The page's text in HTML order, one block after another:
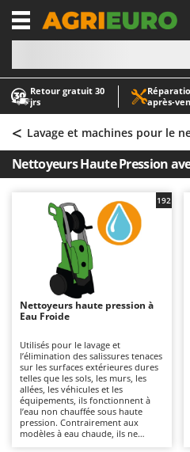
Retour gratuit 30
jrs
-1
A
Abris de jardin
Accessoires pour
Aérateurs Scarificateurs
Arracheuses de
Aspirateurs - Balais
Aspirateurs à cendres
Aspirateurs à feuilles sur
Aspirateurs de piscine
Aspirateurs Multifonctions
Atomiseurs agricoles
Atomiseurs pour
Autolaveuses
Autres produits
B
Balayeuses
A
AgriEuro Premium
AgriEuro TOP-LINE
AGT
Aima
Airmec
AL-KO
ALA 2000
Alce
Alpina
Ama
Ambrogio Robot
Annovi Reverberi
ANTHBOT
Archman
< Lavage et machines pour le
Nettoyeurs Haute Pression
Nettoyeurs haute pression à
Eau Froide
Utilisés pour le lavage et
l’élimination des salissures tenaces
sur les surfaces extérieures dures
telles que les sols, les murs, les
allées, les véhicules et les
équipements, ils fonctionnent à
l’eau non chauffée sous haute
pression. Contrairement aux
modèles à eau chaude, ils ne
192